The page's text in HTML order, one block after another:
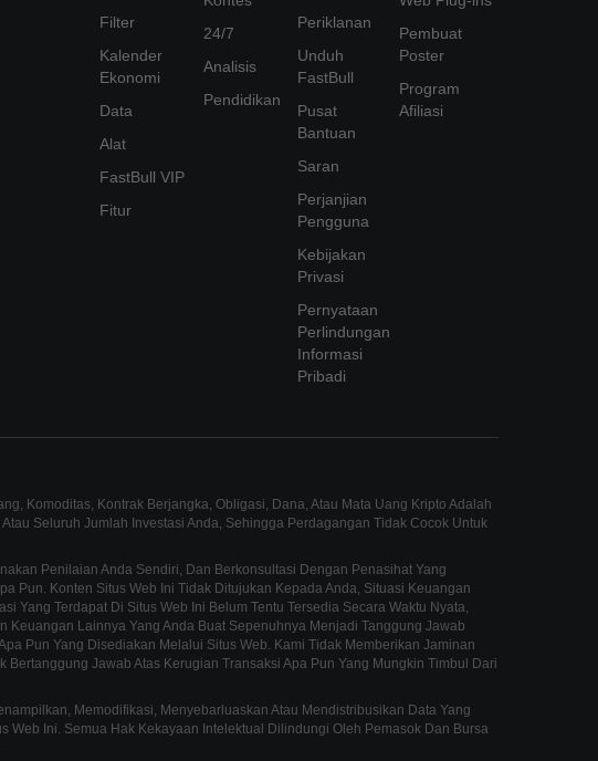
Filter
Kalender
Ekonomi
Data
Alat
FastBull VIP
Fitur
24/7
Analisis
Pendidikan
Periklanan
Unduh
FastBull
Pusat
Bantuan
Saran
Perjanjian
Pengguna
Kebijakan
Privasi
Pernyataan
Perlindungan
Informasi
Pribadi
Pembuat
Poster
Program
Afiliasi
Komoditas, Kontrak Berjangka, Obligasi, Dana, Atau Mata Uang Kripto Adalah
Seluruh Jumlah Investasi Anda, Sehingga Perdagangan Tidak Cocok Untuk
Penilaian Anda Sendiri, Dan Berkonsultasi Dengan Penasihat Yang
Pun. Konten Situs Web Ini Tidak Ditujukan Kepada Anda, Situasi Keuangan
Yang Terdapat Di Situs Web Ini Belum Tentu Tersedia Secara Waktu Nyata,
Keuangan Lainnya Yang Anda Buat Sepenuhnya Menjadi Tanggung Jawab
Pun Yang Disediakan Melalui Situs Web. Kami Tidak Memberikan Jaminan
Bertanggung Jawab Atas Kerugian Transaksi Apa Pun Yang Mungkin Timbul Dari
Memodifikasi, Menyebarluaskan Atau Mendistribusikan Data Yang
Web Ini. Semua Hak Kekayaan Intelektual Dilindungi Oleh Pemasok Dan Bursa